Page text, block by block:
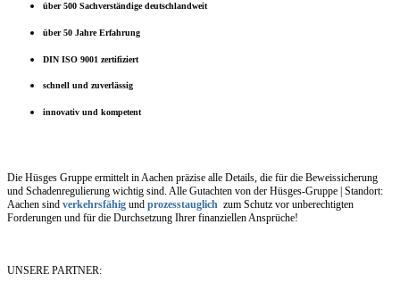
über 500 Sachverständige deutschlandweit
über 50 Jahre Erfahrung
DIN ISO 9001 zertifiziert
schnell und zuverlässig
innovativ und kompetent
Die Hüsges Gruppe ermittelt in Aachen präzise alle Details, die für die Beweissicherung
und Schadenregulierung wichtig sind. Alle Gutachten von der Hüsges-Gruppe | Standort:
Aachen sind verkehrsfähig und prozesstauglich zum Schutz vor unberechtigten
Forderungen und für die Durchsetzung Ihrer finanziellen Ansprüche!
UNSERE PARTNER: